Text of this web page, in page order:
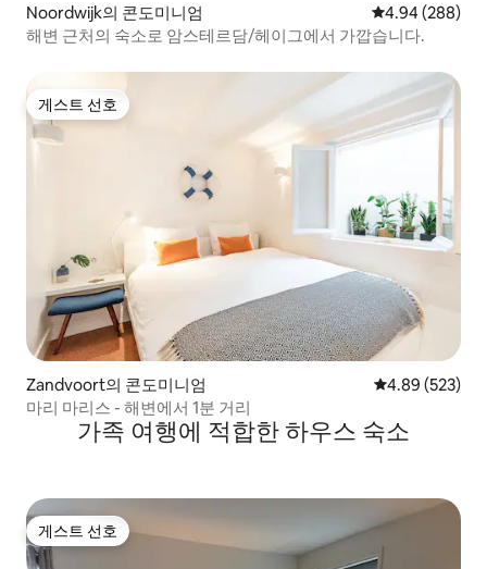
Noordwijk의 콘도미니엄 평점 4.94점(5
4.94 (288)
해변 근처의 숙소로 암스테르담/헤이그에서 가깝습니다.
게스트 선호
게스트 선호
Zandvoort의 콘도미니엄 평점 4.89점(5
4.89 (523)
마리 마리스 - 해변에서 1분 거리
가족 여행에 적합한 하우스 숙소
게스트 선호
게스트 선호